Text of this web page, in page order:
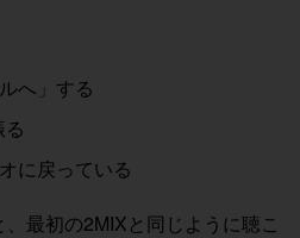
へ」する
に戻っている
最初の2MIXと同じように聴こ